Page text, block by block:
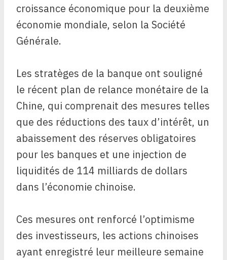
croissance économique pour la deuxième
économie mondiale, selon la Société
Générale.
Les stratèges de la banque ont souligné
le récent plan de relance monétaire de la
Chine, qui comprenait des mesures telles
que des réductions des taux d’intérêt, un
abaissement des réserves obligatoires
pour les banques et une injection de
liquidités de 114 milliards de dollars
dans l’économie chinoise.
Ces mesures ont renforcé l’optimisme
des investisseurs, les actions chinoises
ayant enregistré leur meilleure semaine